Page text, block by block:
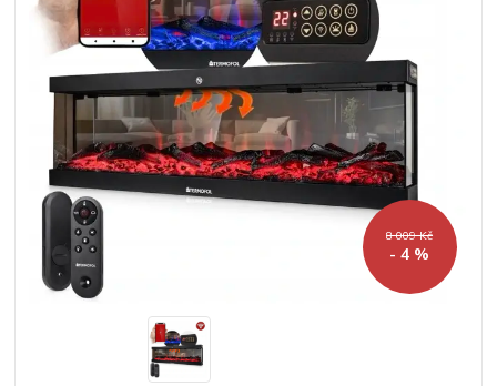
8 009 Kč
- 4 %